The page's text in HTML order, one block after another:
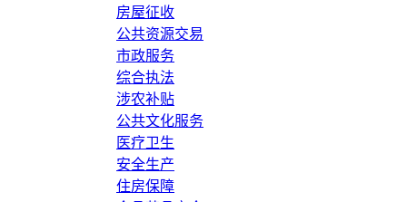
房屋征收
公共资源交易
市政服务
综合执法
涉农补贴
公共文化服务
医疗卫生
安全生产
住房保障